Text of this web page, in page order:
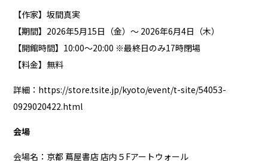
【作家】坂間真実
【期間】2026年5月15日（金）～ 2026年6月4日（木）
【開館時間】10:00～20:00 ※最終日のみ17時閉場
【料金】無料
詳細： https://store.tsite.jp/kyoto/event/t-site/54053-
0929020422.html
会場
会場名：京都 蔦屋書店 店内５Fアートウォール